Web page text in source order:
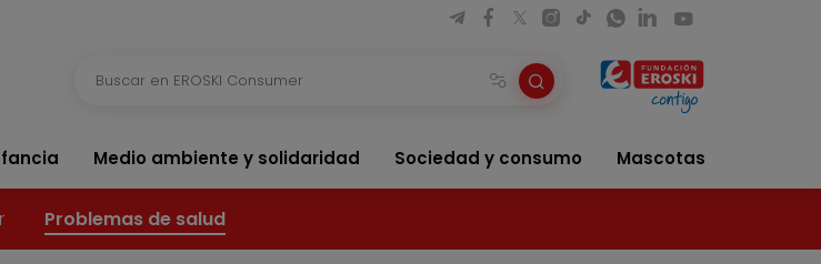
Medio ambiente y solidaridad Sociedad y consumo Mascotas
Problemas de salud